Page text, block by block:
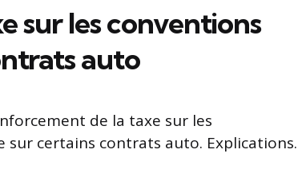
sur les conventions
auto
de la taxe sur les
sur certains contrats auto. Explications.